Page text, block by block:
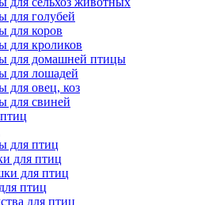
для голубей
для коров
для кроликов
для домашней птицы
для лошадей
для овец, коз
для свиней
для птиц
для птиц
для птиц
птиц
для птиц